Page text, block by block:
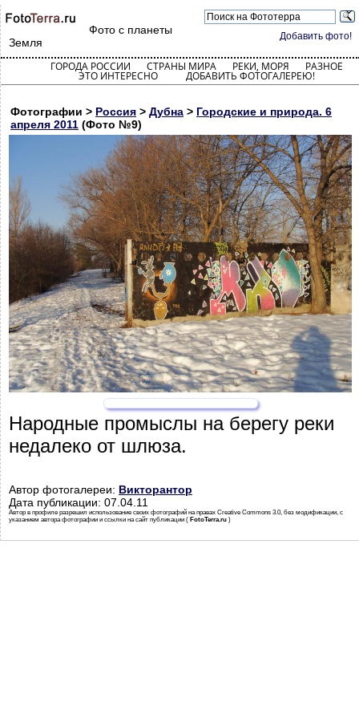
Добавить фото!
Фото с планеты
Земля
ГОРОДА РОССИИ СТРАНЫ МИРА РЕКИ, МОРЯ РАЗНОЕ
ЭТО ИНТЕРЕСНО ДОБАВИТЬ ФОТОГАЛЕРЕЮ!
Фотографии > Россия > Дубна > Городские и природа. 6
апреля 2011 (Фото №9)
Народные промыслы на берегу реки
недалеко от шлюза.
Автор фотогалереи: Викторантор
Дата публикации: 07.04.11
Автор в профиле разрешил использование своих фотографий на правах Creative Commons 3.0, без модификации, с
указанием автора фотографии и ссылки на сайт публикации ( FotoTerra.ru )